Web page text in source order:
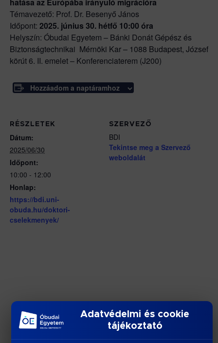
Témavezető: Prof. Dr. Besenyő János
Időpont: 2025. június 30. hétfő 10:00 óra
Helyszín: Óbudai Egyetem – Bánki Donát Gépész és
Biztonságtechnikai Mérnöki Kar – 1088 Budapest, József
körút 6. II. emelet – Konferenciaterem (J200)
Hozzáadom a naptáramhoz
RÉSZLETEK
Dátum:
2025/06/30
Időpont:
10:00 - 12:00
Honlap:
https://bdi.uni-
obuda.hu/doktori-
cselekmenyek/
SZERVEZŐ
BDI
Tekintse meg a Szervező
weboldalát
Adatvédelmi és cookie
tájékoztató